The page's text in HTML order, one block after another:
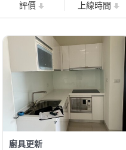
評價 上線時間
廚具更新